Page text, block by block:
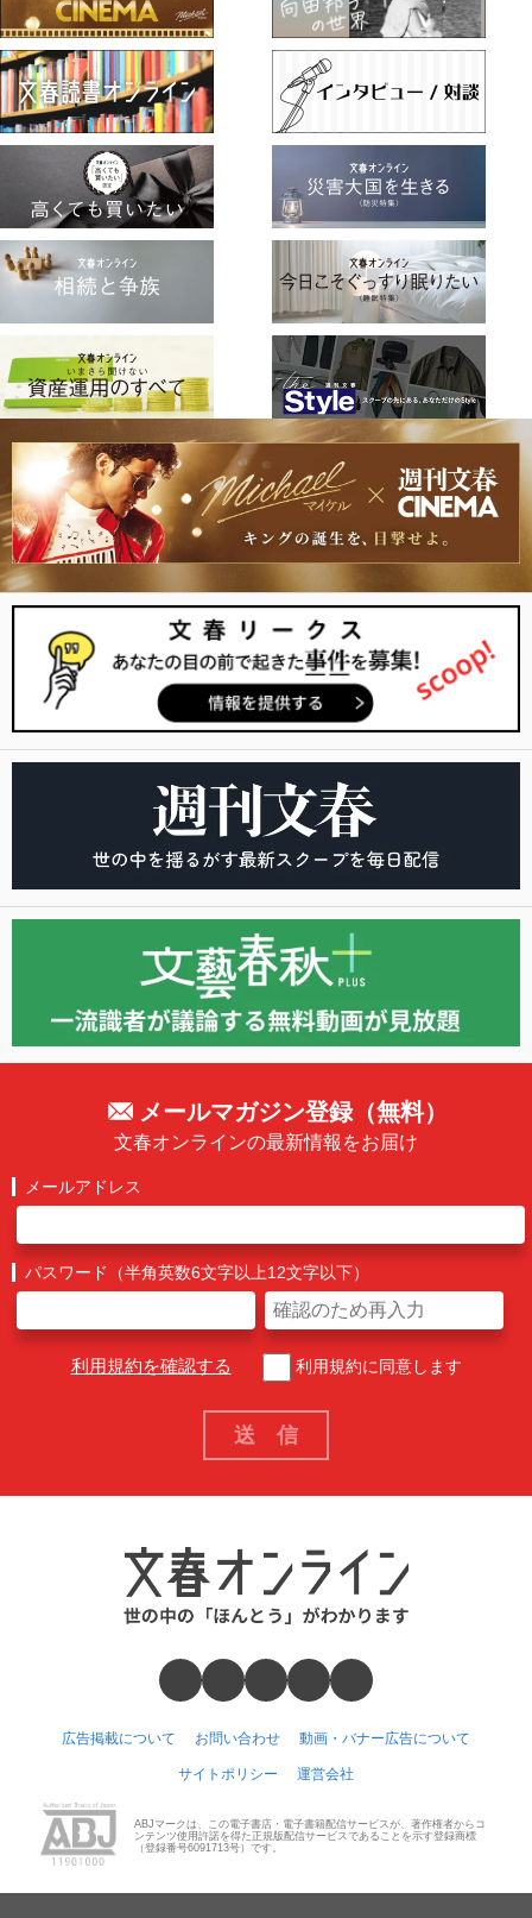
メールマガジン登録（無料）
文春オンラインの最新情報をお届け
メールアドレス
パスワード（半角英数6文字以上12文字以下）
利用規約を確認する 利用規約に同意します
広告掲載について お問い合わせ 動画・バナー広告について
サイトポリシー 運営会社
ABJマークは、この電子書店・電子書籍配信サービスが、著作権者からコ
ンテンツ使用許諾を得た正規版配信サービスであることを示す登録商標
（登録番号6091713号）です。